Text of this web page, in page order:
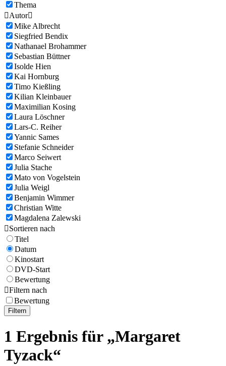
Thema
Autor
Mike Albrecht
Siegfried Bendix
Nathanael Brohammer
Sebastian Büttner
Isolde Hien
Kai Hornburg
Timo Kießling
Kilian Kleinbauer
Maximilian Kosing
Laura Löschner
Lars-C. Reiher
Yannic Sames
Stefanie Schneider
Marco Seiwert
Julia Stache
Mato von Vogelstein
Julia Weigl
Benjamin Wimmer
Christian Witte
Magdalena Zalewski
Sortieren nach
Titel
Datum
Kinostart
DVD-Start
Bewertung
Filtern nach
Bewertung
Filtern
1 Ergebnis für „Margaret
Tyzack“